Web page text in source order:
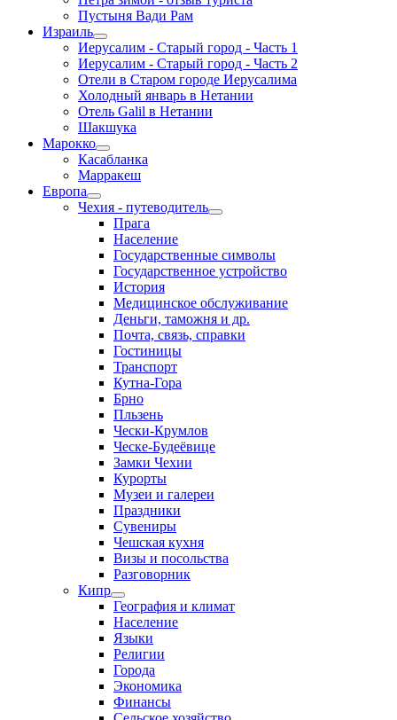
Пустыня Вади Рам
Израиль
Иерусалим - Старый город - Часть 1
Иерусалим - Старый город - Часть 2
Отели в Старом городе Иерусалима
Холодный январь в Нетании
Отель Galil в Нетании
Шакшука
Марокко
Касабланка
Марракеш
Европа
Чехия - путеводитель
Прага
Население
Государственные символы
Государственное устройство
История
Медицинское обслуживание
Деньги, таможня и др.
Почта, связь, справки
Гостиницы
Транспорт
Кутна-Гора
Брно
Пльзень
Чески-Крумлов
Ческе-Будеёвице
Замки Чехии
Курорты
Музеи и галереи
Праздники
Сувениры
Чешская кухня
Визы и посольства
Разговорник
Кипр
География и климат
Население
Языки
Религии
Города
Экономика
Финансы